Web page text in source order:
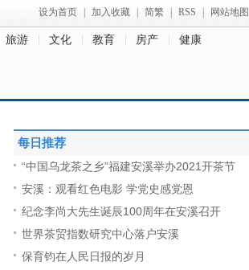
设为首页 加入收藏 简繁 RSS 网站地图
旅游 文化 教育 房产 健康
每日推荐
“中国乌龙茶之乡”福建安溪举办2021开茶节
安溪：观看红色电影 学党史感党恩
纪念李尚大先生诞辰100周年在安溪召开
世界茶贸指数研究中心落户安溪
保育钧在人民日报的岁月